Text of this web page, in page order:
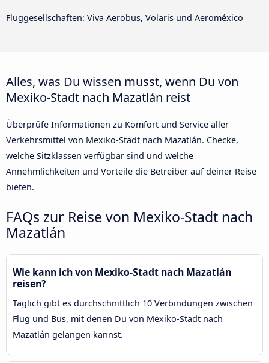
Fluggesellschaften: Viva Aerobus, Volaris und Aeroméxico
Alles, was Du wissen musst, wenn Du von
Mexiko-Stadt nach Mazatlán reist
Überprüfe Informationen zu Komfort und Service aller
Verkehrsmittel von Mexiko-Stadt nach Mazatlán. Checke,
welche Sitzklassen verfügbar sind und welche
Annehmlichkeiten und Vorteile die Betreiber auf deiner Reise
bieten.
FAQs zur Reise von Mexiko-Stadt nach
Mazatlán
Wie kann ich von Mexiko-Stadt nach Mazatlán
reisen?
Täglich gibt es durchschnittlich 10 Verbindungen zwischen
Flug und Bus, mit denen Du von Mexiko-Stadt nach
Mazatlán gelangen kannst.